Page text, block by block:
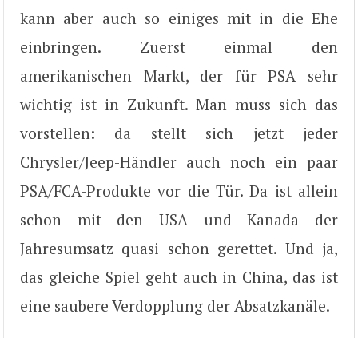
kann aber auch so einiges mit in die Ehe
einbringen. Zuerst einmal den
amerikanischen Markt, der für PSA sehr
wichtig ist in Zukunft. Man muss sich das
vorstellen: da stellt sich jetzt jeder
Chrysler/Jeep-Händler auch noch ein paar
PSA/FCA-Produkte vor die Tür. Da ist allein
schon mit den USA und Kanada der
Jahresumsatz quasi schon gerettet. Und ja,
das gleiche Spiel geht auch in China, das ist
eine saubere Verdopplung der Absatzkanäle.